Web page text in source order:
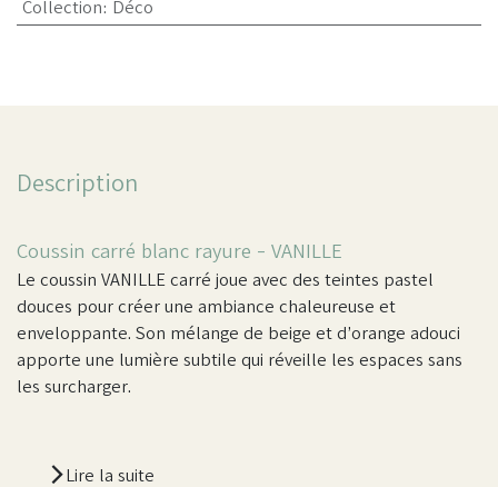
Collection: Déco
Description
Coussin carré blanc rayure - VANILLE
Le coussin VANILLE carré joue avec des teintes pastel
douces pour créer une ambiance chaleureuse et
enveloppante. Son mélange de beige et d’orange adouci
apporte une lumière subtile qui réveille les espaces sans
les surcharger.
Lire la suite